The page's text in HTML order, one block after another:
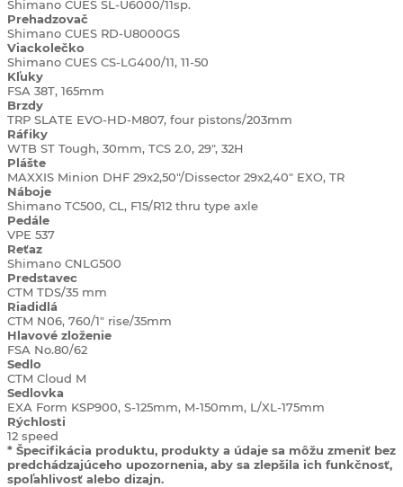
Shimano CUES SL-U6000/11sp.
Prehadzovač
Shimano CUES RD-U8000GS
Viackolečko
Shimano CUES CS-LG400/11, 11-50
Kľuky
FSA 38T, 165mm
Brzdy
TRP SLATE EVO-HD-M807, four pistons/203mm
Ráfiky
WTB ST Tough, 30mm, TCS 2.0, 29", 32H
Plášte
MAXXIS Minion DHF 29x2,50"/Dissector 29x2,40" EXO, TR
Náboje
Shimano TC500, CL, F15/R12 thru type axle
Pedále
VPE 537
Reťaz
Shimano CNLG500
Predstavec
CTM TDS/35 mm
Riadidlá
CTM N06, 760/1" rise/35mm
Hlavové zloženie
FSA No.80/62
Sedlo
CTM Cloud M
Sedlovka
EXA Form KSP900, S-125mm, M-150mm, L/XL-175mm
Rýchlosti
12 speed
* Špecifikácia produktu, produkty a údaje sa môžu zmeniť bez
predchádzajúceho upozornenia, aby sa zlepšila ich funkčnosť,
spoľahlivosť alebo dizajn.